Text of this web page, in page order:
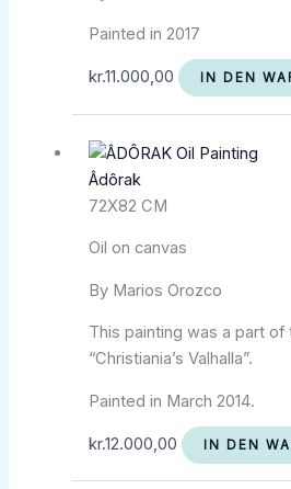
Painted in 2017
kr.11.000,00 IN DEN
Âdôrak
72X82 CM
Oil on canvas
By Marios Orozco
This painting was a part of
“Christiania’s Valhalla”.
Painted in March 2014.
kr.12.000,00 IN DEN